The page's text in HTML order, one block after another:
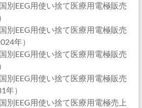
別EEG用使い捨て医療用電極販売
別EEG用使い捨て医療用電極販売
年）
別EEG用使い捨て医療用電極販売
別EEG用使い捨て医療用電極販売
年）
別EEG用使い捨て医療用電極売上